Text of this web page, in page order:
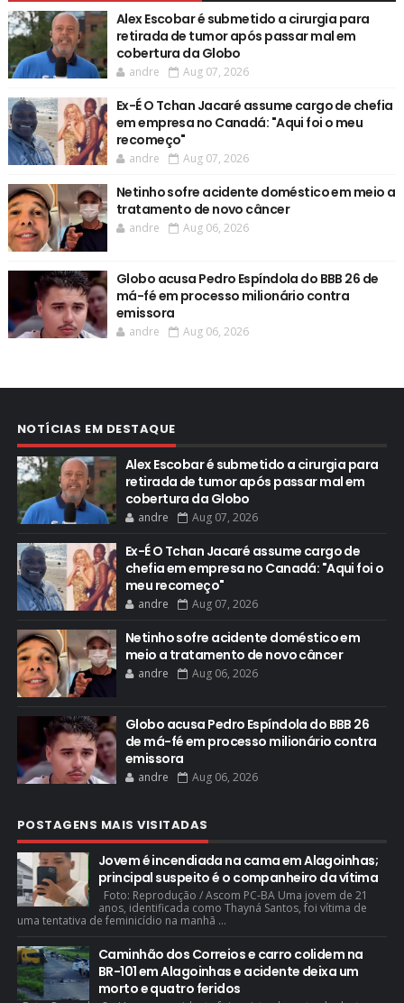
Alex Escobar é submetido a cirurgia para
retirada de tumor após passar mal em
cobertura da Globo
andre Aug 07, 2026
Ex-É O Tchan Jacaré assume cargo de chefia
em empresa no Canadá: "Aqui foi o meu
recomeço"
andre Aug 07, 2026
Netinho sofre acidente doméstico em meio a
tratamento de novo câncer
andre Aug 06, 2026
Globo acusa Pedro Espíndola do BBB 26 de
má-fé em processo milionário contra
emissora
andre Aug 06, 2026
NOTÍCIAS EM DESTAQUE
Alex Escobar é submetido a cirurgia para
retirada de tumor após passar mal em
cobertura da Globo
andre Aug 07, 2026
Ex-É O Tchan Jacaré assume cargo de
chefia em empresa no Canadá: "Aqui foi o
meu recomeço"
andre Aug 07, 2026
Netinho sofre acidente doméstico em
meio a tratamento de novo câncer
andre Aug 06, 2026
Globo acusa Pedro Espíndola do BBB 26
de má-fé em processo milionário contra
emissora
andre Aug 06, 2026
POSTAGENS MAIS VISITADAS
Jovem é incendiada na cama em Alagoinhas;
principal suspeito é o companheiro da vítima
Foto: Reprodução / Ascom PC-BA Uma jovem de 21
anos, identificada como Thayná Santos, foi vítima de
uma tentativa de feminicídio na manhã ...
Caminhão dos Correios e carro colidem na
BR-101 em Alagoinhas e acidente deixa um
morto e quatro feridos